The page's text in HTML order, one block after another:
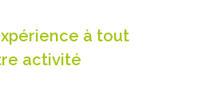
à tout
activité